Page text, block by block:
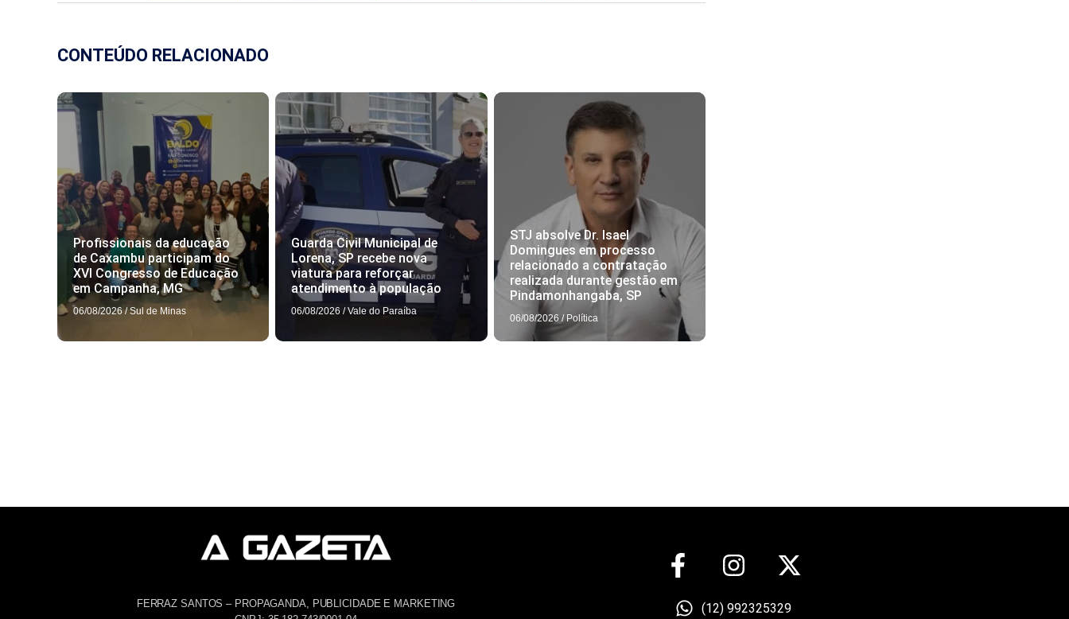
CONTEÚDO RELACIONADO
Profissionais da educação
de Caxambu participam do
XVI Congresso de Educação
em Campanha, MG
06/08/2026 / Sul de Minas
Guarda Civil Municipal de
Lorena, SP recebe nova
viatura para reforçar
atendimento à população
06/08/2026 / Vale do Paraíba
STJ absolve Dr. Isael
Domingues em processo
relacionado a contratação
realizada durante gestão em
Pindamonhangaba, SP
06/08/2026 / Política
FERRAZ SANTOS – PROPAGANDA, PUBLICIDADE E MARKETING
(12) 992325329